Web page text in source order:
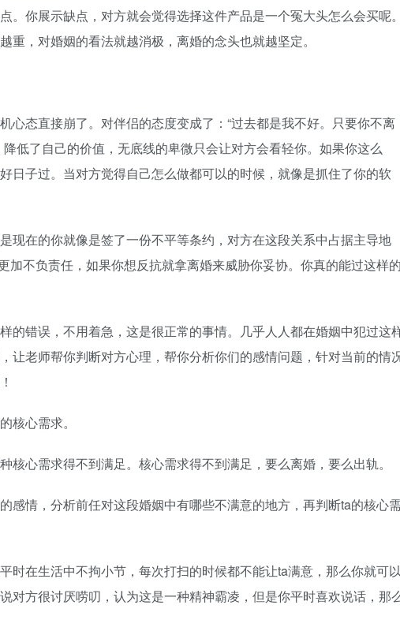
。你展示缺点，对方就会觉得选择这件产品是一个冤大头怎么会买呢。
重，对婚姻的看法就越消极，离婚的念头也就越坚定。
态直接崩了。对伴侣的态度变成了：“过去都是我不好。只要你不离
低了自己的价值，无底线的卑微只会让对方会看轻你。如果你这么
日子过。当对方觉得自己怎么做都可以的时候，就像是抓住了你的软
在的你就像是签了一份不平等条约，对方在这段关系中占据主导地
加不负责任，如果你想反抗就拿离婚来威胁你妥协。你真的能过这样的
错误，不用着急，这是很正常的事情。几乎人人都在婚姻中犯过这
让老师帮你判断对方心理，帮你分析你们的感情问题，针对当前的情
心需求。
心需求得不到满足。核心需求得不到满足，要么离婚，要么出轨。
情，分析前任对这段婚姻中有哪些不满意的地方，再判断ta的核心需
在生活中不拘小节，每次打扫的时候都不能让ta满意，那么你就可以
对方很讨厌唠叨，认为这是一种精神霸凌，但是你平时喜欢说话，那